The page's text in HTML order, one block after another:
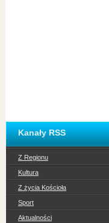
Kanały RSS
Z Regionu
Kultura
Z życia Kościoła
Sport
Aktualności